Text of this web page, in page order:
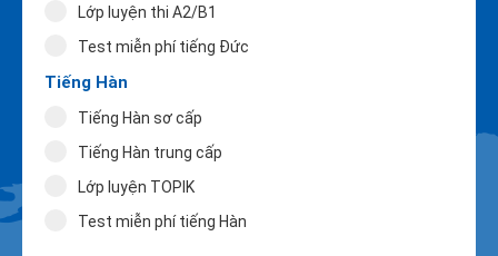
Lớp luyện thi A2/B1
Test miễn phí tiếng Đức
Tiếng Hàn
Tiếng Hàn sơ cấp
Tiếng Hàn trung cấp
Lớp luyện TOPIK
Test miễn phí tiếng Hàn